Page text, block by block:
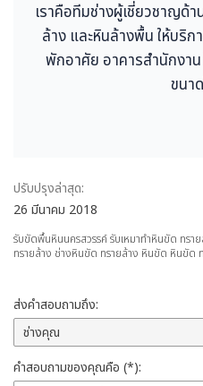
เราคือทีมช่างผู้เชี่ยวชาญด้
ล้าง และหินล้างพื้น ให้บริ
พักอาศัย อาคารสำนักงาน
ขนา
ปรับปรุงล่าสุด:
26 มีนาคม 2018
รับขัดพื้นหินนครสวรรค์ รับเหมาทำหินขัด ทร
ทรายล้าง ช่างหินขัด ทรายล้าง หินขัด หินขัด
ส่งคำสอบถามถึง:
คำสอบถามของคุณคือ (*):